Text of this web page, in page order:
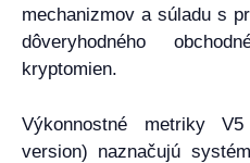
mechanizmov a súladu s
dôveryhodného
kryptomien.
Výkonnostné metriky
version) naznačujú